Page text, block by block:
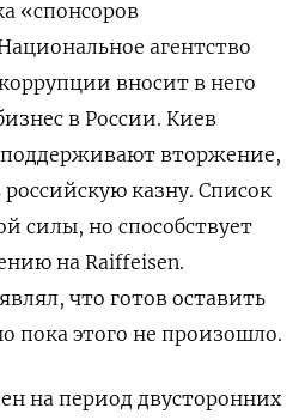
«спонсоров
агентство
вносит в него
в России. Киев
вторжение,
казну. Список
силы, но способствует
на Raiffeisen.
что готов оставить
пока этого не произошло.
на период двусторонних